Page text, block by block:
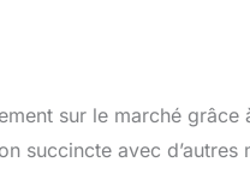
sur le marché
succincte avec d’autres